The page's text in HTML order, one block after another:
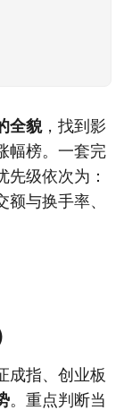
全貌，找到影
幅榜。一套完
级依次为：
与换手率、
成指、创业板
。重点判断当